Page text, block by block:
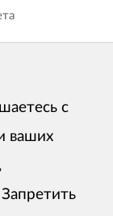
с
ваших